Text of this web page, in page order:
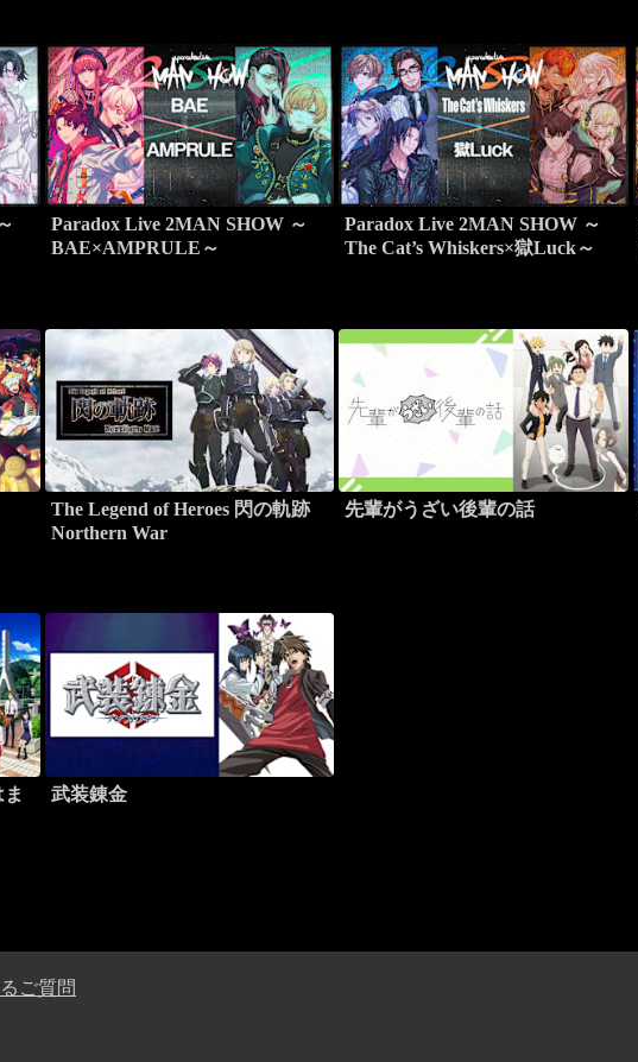
Paradox Live 2MAN SHOW ～
BAE×AMPRULE～
Paradox Live 2MAN SHOW ～
The Cat’s Whiskers×獄Luck～
The Legend of Heroes 閃の軌跡
Northern War
先輩がうざい後輩の話
武装錬金
ご質問